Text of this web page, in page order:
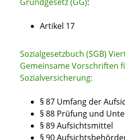
Artikel 17
Sozialgesetzbuch (SGB)
Gemeinsame Vorschriften
Sozialversicherung:
§ 87 Umfang der
§ 88 Prüfung und
§ 89 Aufsichtsmittel
§ 90